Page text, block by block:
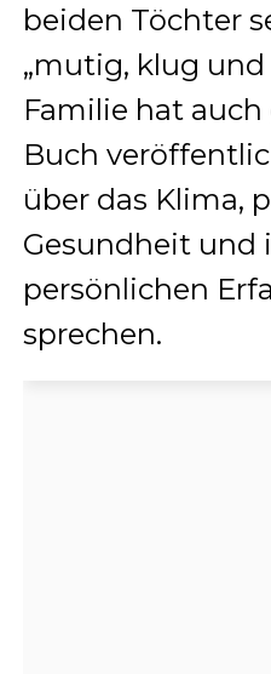
beiden Töchter
„mutig, klug und
Familie hat
Buch
über das Klima,
Gesundheit und
persönlichen
sprechen.